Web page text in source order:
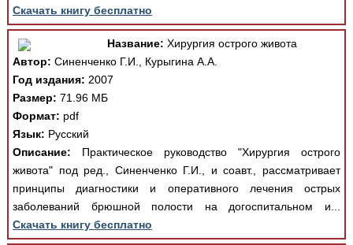
Скачать книгу бесплатно
Название: Хирургия острого живота
Автор: Синенченко Г.И., Курыгина А.А.
Год издания: 2007
Размер: 71.96 МБ
Формат: pdf
Язык: Русский
Описание: Практическое руководство "Хирургия острого
живота" под ред., Синенченко Г.И., и соавт., рассматривает
принципы диагностики и оперативного лечения острых
заболеваний брюшной полости на догоспитальном и...
Скачать книгу бесплатно